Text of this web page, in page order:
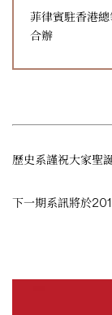
菲律賓駐香港
合辦
歷史系謹祝大家聖
下一期系訊將於